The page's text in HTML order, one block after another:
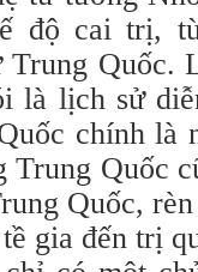
độ cai trị,
Quốc.
là lịch sử
chính là
Trung Quốc
Quốc,
gia đến trị